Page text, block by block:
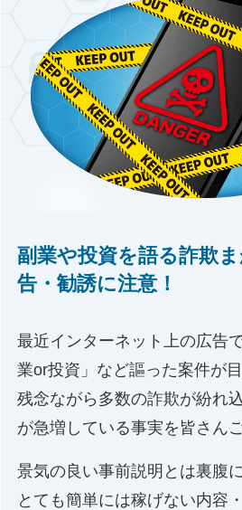
副業や投資を語る詐欺
告・勧誘に注意！
最近インターネット上の広告
業or投資」など謳った案件が
残念ながら多数の詐欺が紛れ
が急増している事実を皆さん
景気の良い事前説明とは裏腹
とても簡単には稼げない内容